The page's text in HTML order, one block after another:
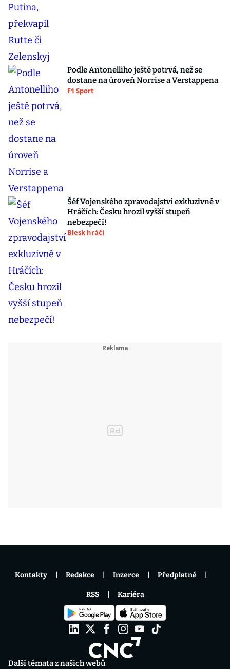
Podle Antonelliho ještě potrvá, než se
dostane na úroveň Norrise a Verstappena
F1 Sport
Šéf Vojenského zpravodajství exkluzivně v
Hráčích: Česku hrozil vyšší stupeň
nebezpečí!
Blesk hráči
Další témata z našich webů
Kontakty Redakce Inzerce Předplatné
RSS Kariéra